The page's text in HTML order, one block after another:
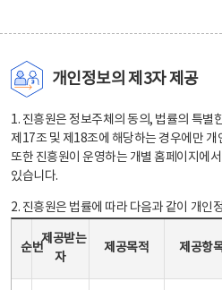
개인정보의 제3자 제공
1. 진흥원은 정보주체의 동의, 법률의 특별
제17조 및 제18조에 해당하는 경우에만
또한 진흥원이 운영하는 개별 홈페이지에
있습니다.
2. 진흥원은 법률에 따라 다음과 같이 개인
순번
제공받는
자
제공목적 제공항